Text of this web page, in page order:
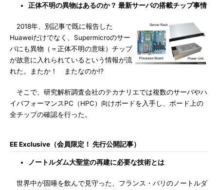
正体不明の異物はあるのか？ 最新サーバの搭載チップ事情
2018年、別記事で既に報告した
Huaweiだけでなく、Supermicroのサー
バにも異物（＝正体不明の意味）チップ
が故意に入れられているという情報が流
れた。またか！ またなのか!?
そこで、研究解析調査会社のテカナリエでは複数のサーバやハ
イパフォーマンスPC（HPC）向けボードを入手し、ボード上の
全チップの確認を行った。
EE Exclusive（会員限定！ 先行公開記事）
ノートルダム大聖堂の再建に必要な技術とは
世界中が固唾を飲んで見守った、フランス・パリのノートルダ